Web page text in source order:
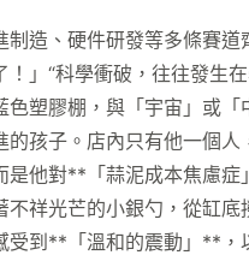
造、硬件研發等多條賽
」“科學衝破，往往發生
塑膠棚，與「宇宙」或
孩子。店內只有他一個
他對**「蒜泥成本焦慮
祥光芒的小銀勺，從缸
受到**「溫和的震動」**，